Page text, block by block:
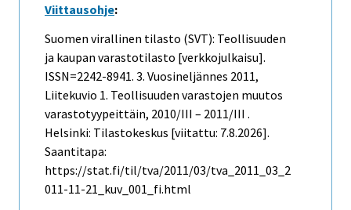
Viittausohje:
Suomen virallinen tilasto (SVT): Teollisuuden
ja kaupan varastotilasto [verkkojulkaisu].
ISSN=2242-8941. 3. Vuosineljännes 2011,
Liitekuvio 1. Teollisuuden varastojen muutos
varastotyypeittäin, 2010/III – 2011/III .
Helsinki: Tilastokeskus [viitattu: 7.8.2026].
Saantitapa:
https://stat.fi/til/tva/2011/03/tva_2011_03_2
011-11-21_kuv_001_fi.html